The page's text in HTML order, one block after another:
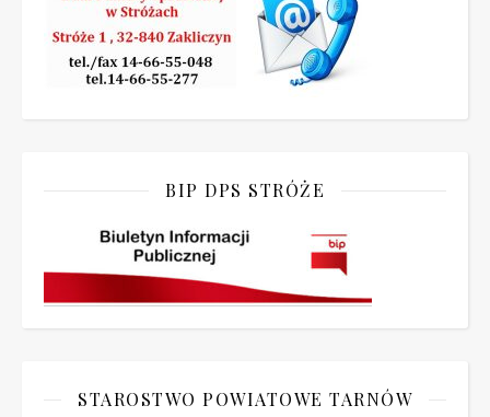
BIP DPS STRÓŻE
STAROSTWO POWIATOWE TARNÓW